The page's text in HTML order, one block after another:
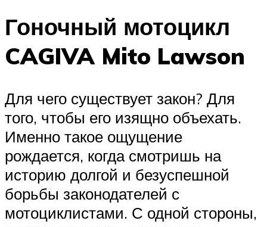
Гоночный мотоцикл
CAGIVA Mito Lawson
Для чего существует закон? Для
того, чтобы его изящно объехать.
Именно такое ощущение
рождается, когда смотришь на
историю долгой и безуспешной
борьбы законодателей с
мотоциклистами. С одной стороны,